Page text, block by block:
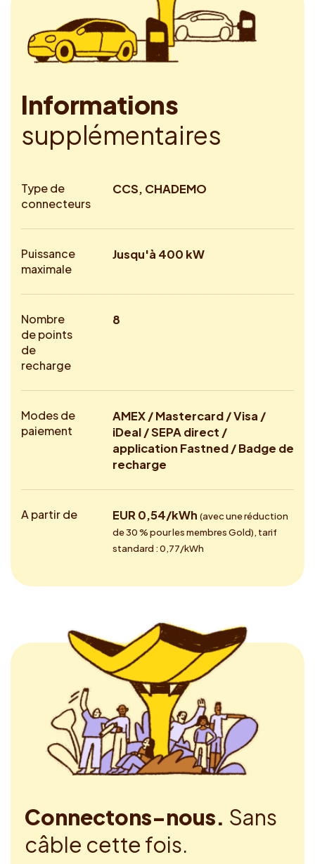
Informations
supplémentaires
Type de
connecteurs
CCS, CHADEMO
Puissance
maximale
Jusqu'à 400 kW
Nombre
de points
de
recharge
8
Modes de
paiement
AMEX / Mastercard / Visa /
iDeal / SEPA direct /
application Fastned / Badge de
recharge
A partir de EUR 0,54/kWh (avec une réduction
de 30 % pour les membres Gold), tarif
standard : 0,77/kWh
Connectons-nous. Sans
câble cette fois.